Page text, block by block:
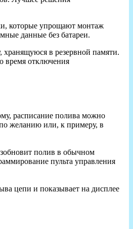
которые упрощают монтаж
данные без батареи.
хранящуюся в резервной памяти.
время отключения
расписание полива можно
желанию или, к примеру, в
полив в обычном
пульта управления
цепи и показывает на дисплее